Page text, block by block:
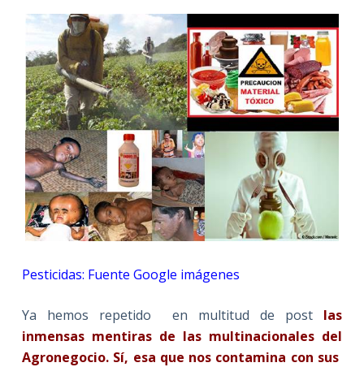
Pesticidas: Fuente Google imágenes
Ya hemos repetido en multitud de post las
inmensas mentiras de las multinacionales del
Agronegocio. Sí, esa que nos contamina con sus